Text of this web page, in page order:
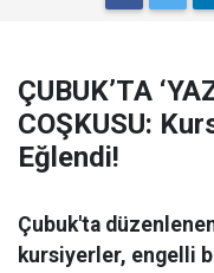
ÇUBUK’TA
COŞKUSU:
Eğlendi!
Çubuk'ta
kursiyerler, engelli